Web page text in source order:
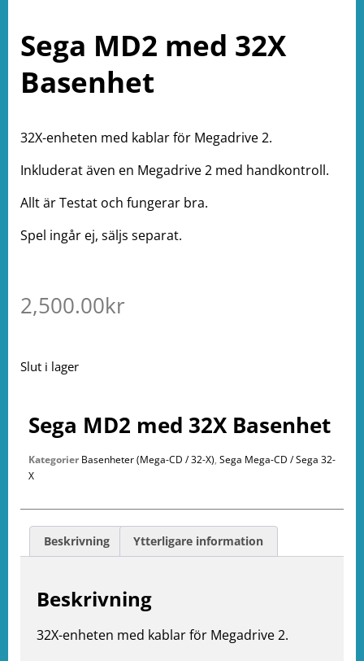
Sega MD2 med 32X
Basenhet
32X-enheten med kablar för Megadrive 2.
Inkluderat även en Megadrive 2 med handkontroll.
Allt är Testat och fungerar bra.
Spel ingår ej, säljs separat.
2,500.00kr
Slut i lager
Sega MD2 med 32X Basenhet
Kategorier Basenheter (Mega-CD / 32-X), Sega Mega-CD / Sega 32-
X
Beskrivning Ytterligare information
Beskrivning
32X-enheten med kablar för Megadrive 2.